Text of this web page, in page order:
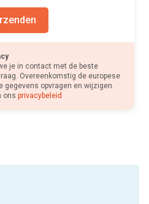
je in contact met de beste
Overeenkomstig de europese
gegevens opvragen en wijzigen.
ons privacybeleid